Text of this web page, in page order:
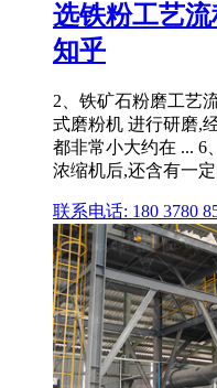
选铁粉工艺
知乎
2、铁矿石粉磨工艺
式磨粉机 进行研磨,
都非常小大约在 ... 6
浓缩机后,还含有一
联系电话: 180 3780